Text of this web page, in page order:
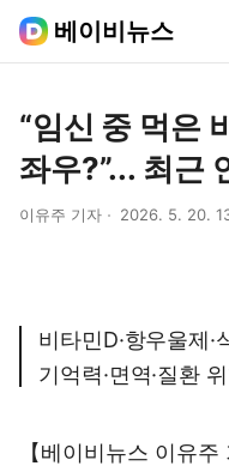
베이비뉴스
“임신 중 먹은
좌우?”... 최근
이유주 기자 2026. 5. 20.
비타민D·항우울제
기억력·면역·질환
【베이비뉴스 이유주